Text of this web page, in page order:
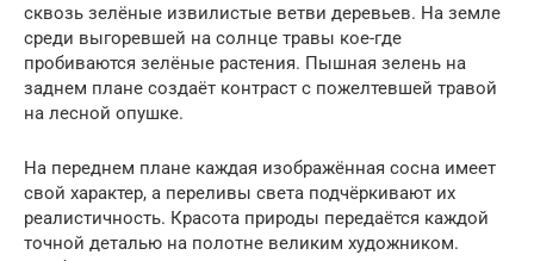
сквозь зелёные извилистые ветви деревьев. На земле
среди выгоревшей на солнце травы кое-где
пробиваются зелёные растения. Пышная зелень на
заднем плане создаёт контраст с пожелтевшей травой
на лесной опушке.
На переднем плане каждая изображённая сосна имеет
свой характер, а переливы света подчёркивают их
реалистичность. Красота природы передаётся каждой
точной деталью на полотне великим художником.